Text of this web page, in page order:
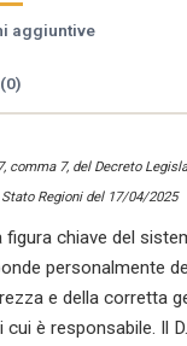
aggiuntive
comma 7, del Decreto
Stato Regioni del 17/04/2025
figura chiave del
personalmente
e della corretta
cui è responsabile. Il